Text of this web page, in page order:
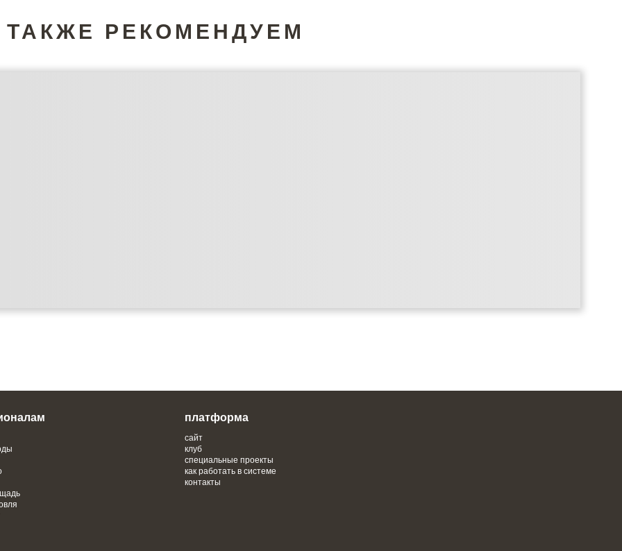
ТАКЖЕ РЕКОМЕНДУЕМ
платформа
сайт
клуб
специальные проекты
как работать в системе
контакты